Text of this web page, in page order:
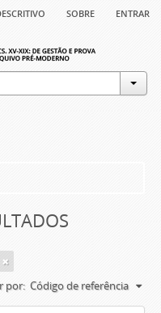
sobre entrar
por: Código de referência